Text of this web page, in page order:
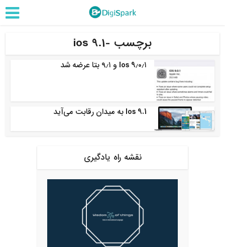
برچسب -ios 9.1
Ios 9٫۰٫۱ و ۹٫۱ بتا عرضه شد
Ios 9.1 به میدان رقابت می‌آید
نقشه راه یادگیری